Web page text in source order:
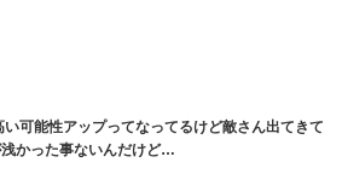
可能性アップってなってるけど敵さん出てきて
かった事ないんだけど…